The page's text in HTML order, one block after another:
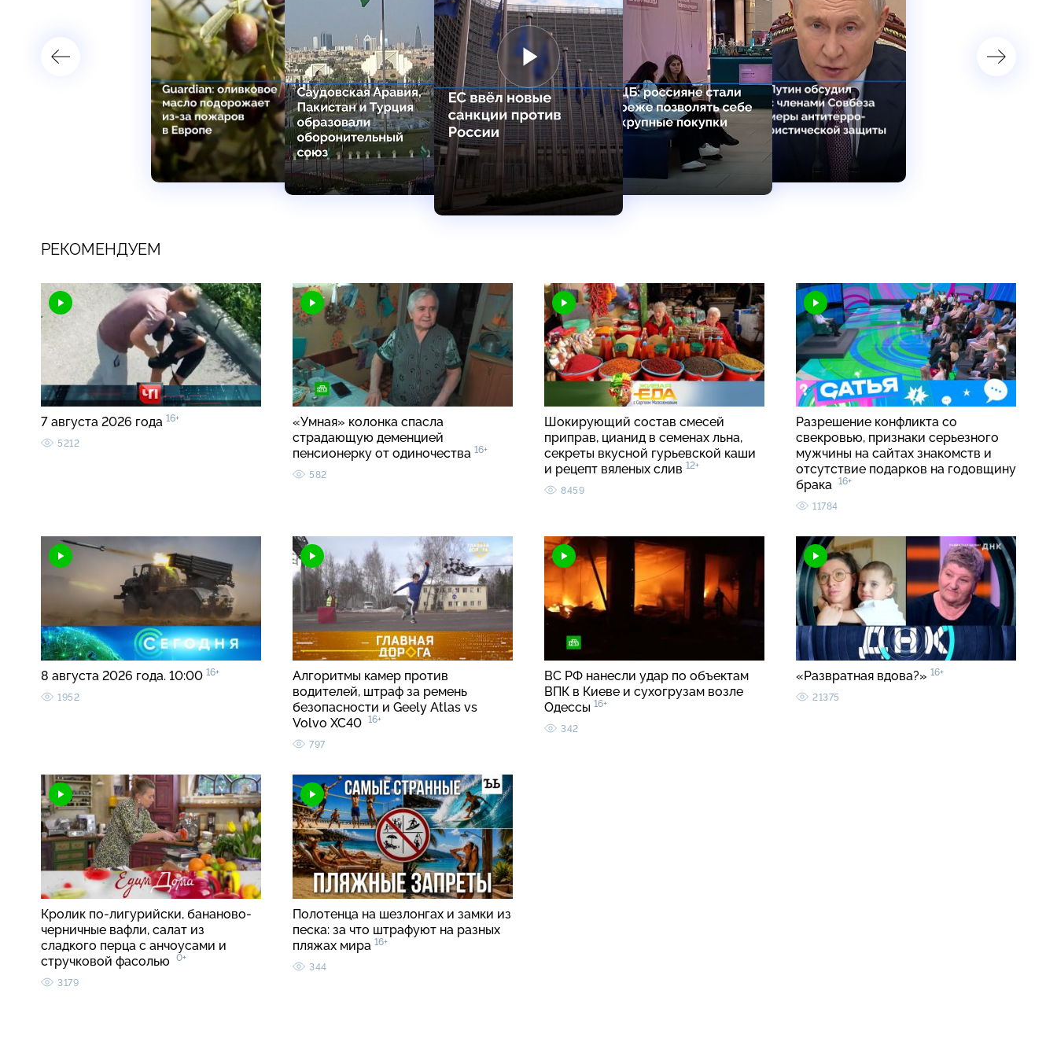
РЕКОМЕНДУЕМ
7 августа 2026 года 16+
5212
«Умная» колонка спасла
страдающую деменцией
пенсионерку от одиночества 16+
582
Шокирующий состав смесей
приправ, цианид в семенах льна,
секреты вкусной гурьевской каши
и рецепт вяленых слив 12+
8459
Разрешение конфликта со
свекровью, признаки серьезного
мужчины на сайтах знакомств и
отсутствие подарков на годовщину
брака 16+
11784
8 августа 2026 года. 10:00 16+
1952
Алгоритмы камер против
водителей, штраф за ремень
безопасности и Geely Atlas vs
Volvo XC40 16+
797
ВС РФ нанесли удар по объектам
ВПК в Киеве и сухогрузам возле
Одессы 16+
342
«Развратная вдова?» 16+
21375
Кролик по-лигурийски, бананово-
черничные вафли, салат из
сладкого перца с анчоусами и
стручковой фасолью
0+
3179
Полотенца на шезлонгах и замки из
песка: за что штрафуют на разных
пляжах мира 16+
344